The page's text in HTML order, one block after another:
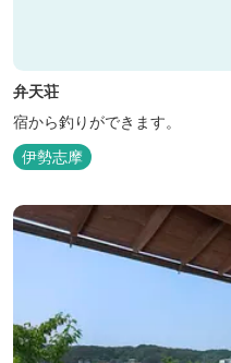
弁天荘
宿から釣りができます。
伊勢志摩